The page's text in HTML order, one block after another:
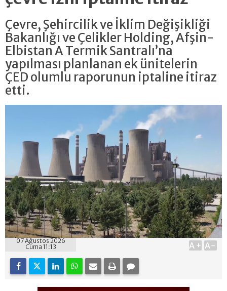
Çevre, Şehircilik ve İklim Değişikliği
Bakanlığı ve Çelikler Holding, Afşin-
Elbistan A Termik Santralı’na
yapılması planlanan ek ünitelerin
ÇED olumlu raporunun iptaline itiraz
etti.
07 Ağustos 2026
Cuma 11:13
A+ A-